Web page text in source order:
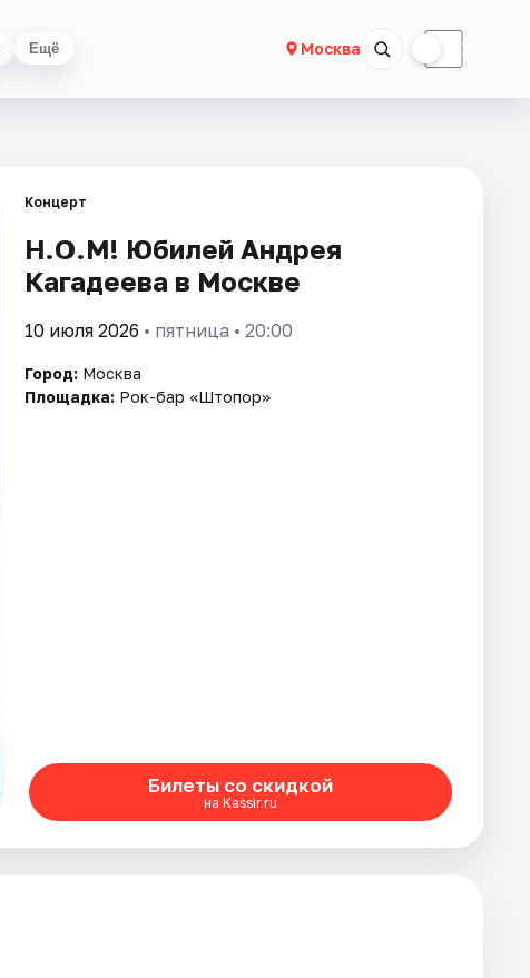
Ещё Москва ☾
Концерт
Н.О.М! Юбилей Андрея
Кагадеева в Москве
10 июля 2026 • пятница • 20:00
Город: Москва
Площадка: Рок-бар «Штопор»
Билеты со скидкой
на Kassir.ru